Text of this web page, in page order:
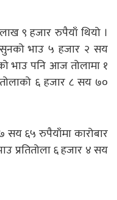
९ हजार रुपैयाँ थियो ।
भाउ ५ हजार २ सय
भाउ पनि आज तोलामा १
६ हजार ८ सय ७०
सय ६५ रुपैयाँमा कारोबार
प्रतितोला ६ हजार ४ सय